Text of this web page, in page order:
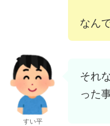
なん
すい平
それ
った